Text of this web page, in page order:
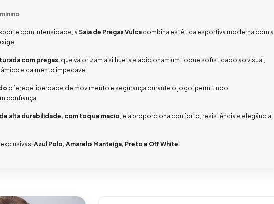
com intensidade, a Saia de Pregas Vulca combina estética esportiva moderna com a
com pregas, que valorizam a silhueta e adicionam um toque sofisticado ao visual,
e caimento impecável.
oferece liberdade de movimento e segurança durante o jogo, permitindo
confiança.
alta durabilidade, com toque macio, ela proporciona conforto, resistência e elegância
Azul Polo, Amarelo Manteiga, Preto e Off White.